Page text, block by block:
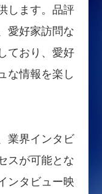
します。品評
愛好家訪問な
ており、愛好
な情報を楽し
業界インタビ
スが可能とな
ンタビュー映